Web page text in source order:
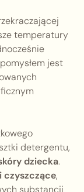
temperatury
jest
detergentu,
dziecka.
czyszczące,
substancji